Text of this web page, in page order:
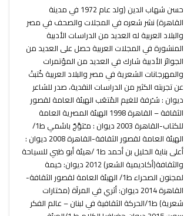
حسن شهاب الدين (ولد عام 1972 في مدينة
القاهرة) نشر شعره في المجلات والصحف في مصر
والبلاد العربية له العديد من الدراسات الأدبية
المنشورة في المجلات العربية حصل على العديد من
الجوائز الأدبية شارك في العديد من المؤتمرات
والمهرجانات الشعرية في مصر والبلاد العربية كُتبتْ
عن تجربته الكثير من الدراسات النقدية، صدر للشاعر
ديوان : شـُرفة للغيم المُتعَب الهيئة العامة لقصور
الثقافة – القاهرة 1998 الهيئة المصرية العامة
للكتاب-القاهرة 2003 ديوان : مـُتوَّجٌ باسْمي ط1/
الهيئة العامة لقصور الثقافة-القاهرة 2008 ديوان :
أعلى بناية الخليل بن أحمد ط1 /هيئة أبو ظبي للسياحة
والثقافة(أكاديمية الشعر) 2012 ديوان: خيمة
لمجنون الصحراء ط1/ الهيئة العامة لقصور الثقافة-
القاهرة 2014 ديوان: أثري في المرآة (مختارات
شعرية) ط1/الحركة الثقافية في لبنان – عالم الفكر